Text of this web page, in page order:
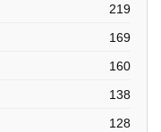
219
169
160
138
128